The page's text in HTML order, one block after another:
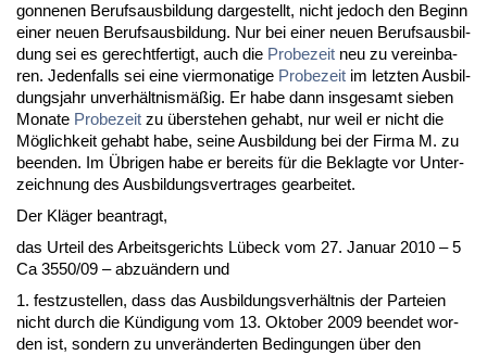
gon­ne­nen Be­rufs­aus­bil­dung dar­ge­stellt, nicht je­doch den Be­ginn
ei­ner neu­en Be­rufs­aus­bil­dung. Nur bei ei­ner neu­en Be­rufs­aus­bil­
dung sei es ge­recht­fer­tigt, auch die Pro­be­zeit neu zu ver­ein­ba­
ren. Je­den­falls sei ei­ne vier­mo­na­ti­ge Pro­be­zeit im letz­ten Aus­bil­
dungs­jahr un­verhält­nismäßig. Er ha­be dann ins­ge­samt sie­ben
Mo­na­te Pro­be­zeit zu über­ste­hen ge­habt, nur weil er nicht die
Möglich­keit ge­habt ha­be, sei­ne Aus­bil­dung bei der Fir­ma M. zu
be­en­den. Im Übri­gen ha­be er be­reits für die Be­klag­te vor Un­ter­
zeich­nung des Aus­bil­dungs­ver­tra­ges ge­ar­bei­tet.
Der Kläger be­an­tragt,
das Ur­teil des Ar­beits­ge­richts Lübeck vom 27. Ja­nu­ar 2010 – 5
Ca 3550/09 – ab­zuändern und
1. fest­zu­stel­len, dass das Aus­bil­dungs­verhält­nis der Par­tei­en
nicht durch die Kündi­gung vom 13. Ok­to­ber 2009 be­en­det wor­
den ist, son­dern zu un­veränder­ten Be­din­gun­gen über den